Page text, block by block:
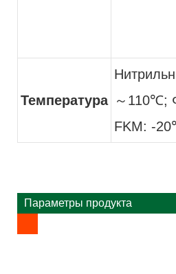
Температура ～110℃;
FKM: -
Параметры продукта